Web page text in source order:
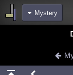
Mystery
Chat Wiki